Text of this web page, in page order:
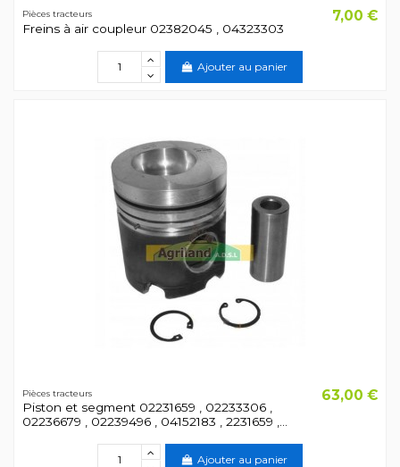
Pièces tracteurs
Freins à air coupleur 02382045 , 04323303
7,00 €
Ajouter au panier
Pièces tracteurs
Piston et segment 02231659 , 02233306 ,
02236679 , 02239496 , 04152183 , 2231659 ,...
63,00 €
Ajouter au panier